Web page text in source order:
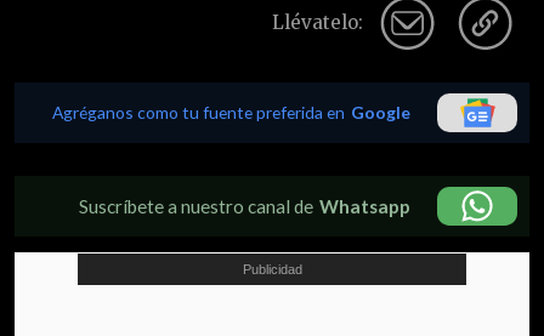
Llévatelo:
Agréganos como tu fuente preferida en Google
Suscríbete a nuestro canal de Whatsapp